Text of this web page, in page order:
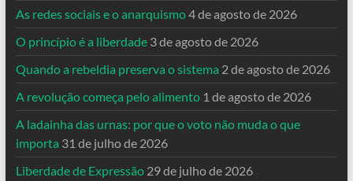
As redes sociais e o anarquismo4 de agosto de 2026
O princípio é a liberdade 3 de agosto de 2026
Quando a rebeldia preserva o sistema 2 de agosto de 2026
A revolução começa pelo alimento 1 de agosto de 2026
A ladainha das urnas: por que o voto não muda o que
importa 31 de julho de 2026
Liberdade de Expressão 29 de julho de 2026